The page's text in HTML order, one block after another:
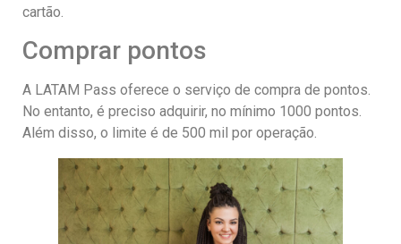
cartão.
Comprar pontos
A LATAM Pass oferece o serviço de compra de pontos.
No entanto, é preciso adquirir, no mínimo 1000 pontos.
Além disso, o limite é de 500 mil por operação.